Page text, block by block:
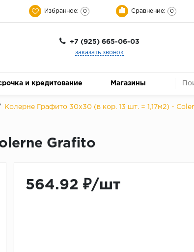
Избранное: 0 Сравнение: 0
+7 (925) 665-06-03
заказать звонок
и кредитование Магазины
Колерне Графито 30х30 (в кор. 13 шт. = 1,17м2) -
Grafito
564.92 ₽/шт